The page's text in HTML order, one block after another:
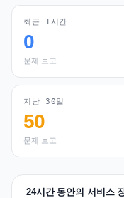
최근 1시간
0
문제 보고
지난 30일
50
문제 보고
24시간 동안의 서비스